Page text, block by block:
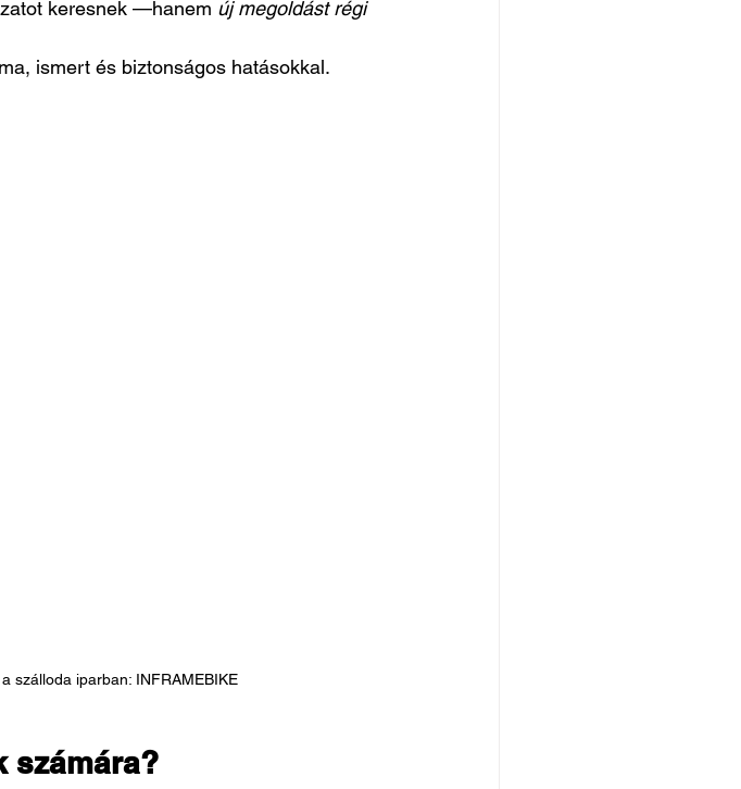
keresnek —hanem új megoldást régi
ismert és biztonságos hatásokkal.
szálloda iparban: INFRAMEBIKE
számára?